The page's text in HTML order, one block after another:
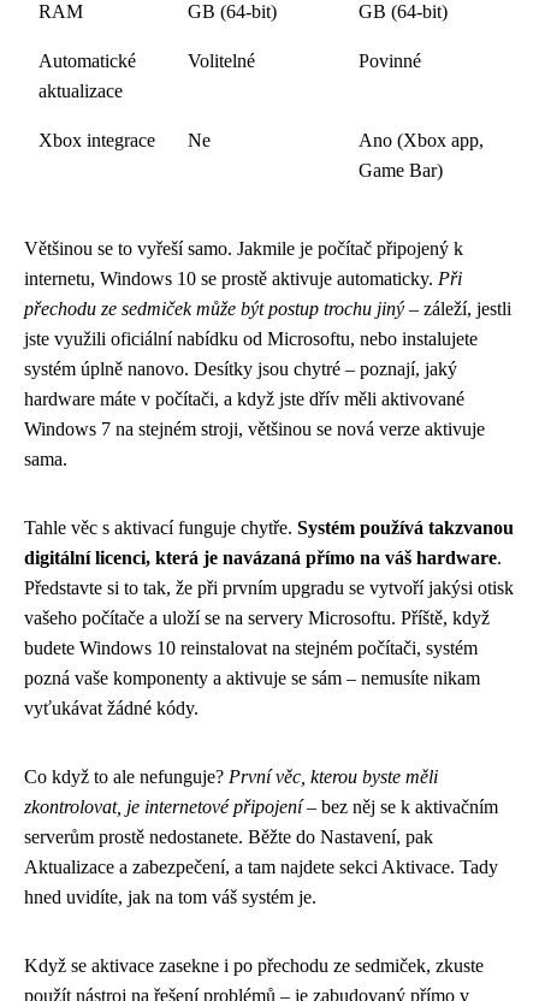
RAM GB (64-bit) GB (64-bit)
Automatické
aktualizace
Volitelné Povinné
Xbox integrace Ne
Ano (Xbox app,
Game Bar)
Většinou se to vyřeší samo. Jakmile je počítač připojený k
internetu, Windows 10 se prostě aktivuje automaticky. Při
přechodu ze sedmiček může být postup trochu jiný – záleží, jestli
jste využili oficiální nabídku od Microsoftu, nebo instalujete
systém úplně nanovo. Desítky jsou chytré – poznají, jaký
hardware máte v počítači, a když jste dřív měli aktivované
Windows 7 na stejném stroji, většinou se nová verze aktivuje
sama.
Tahle věc s aktivací funguje chytře. Systém používá takzvanou
digitální licenci, která je navázaná přímo na váš hardware.
Představte si to tak, že při prvním upgradu se vytvoří jakýsi otisk
vašeho počítače a uloží se na servery Microsoftu. Příště, když
budete Windows 10 reinstalovat na stejném počítači, systém
pozná vaše komponenty a aktivuje se sám – nemusíte nikam
vyťukávat žádné kódy.
Co když to ale nefunguje? První věc, kterou byste měli
zkontrolovat, je internetové připojení– bez něj se k aktivačním
serverům prostě nedostanete. Běžte do Nastavení, pak
Aktualizace a zabezpečení, a tam najdete sekci Aktivace. Tady
hned uvidíte, jak na tom váš systém je.
Když se aktivace zasekne i po přechodu ze sedmiček, zkuste
použít nástroj na řešení problémů – je zabudovaný přímo v